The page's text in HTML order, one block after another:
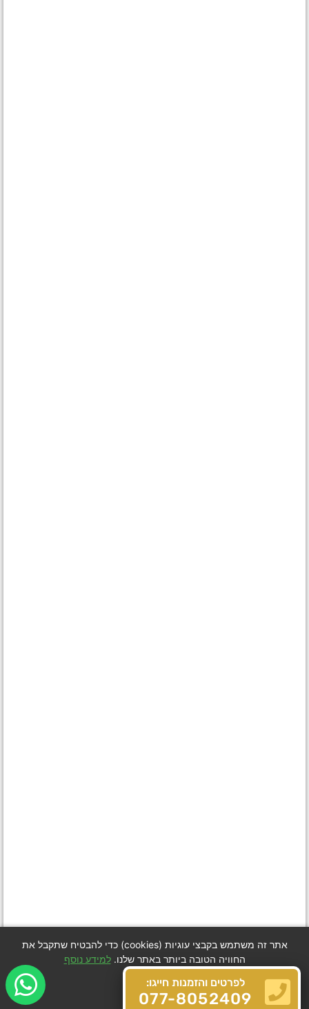
אתר זה משתמש בקבצי עוגיות (cookies) כדי להבטיח שתקבל את
החוויה הטובה ביותר באתר שלנו.למידע נוסף
Got it
לפרטים והזמנות חייגו:
077-8052409